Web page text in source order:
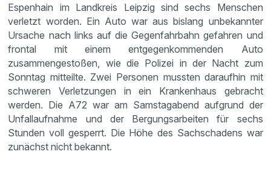
Espenhain im Landkreis Leipzig sind sechs Menschen
verletzt worden. Ein Auto war aus bislang unbekannter
Ursache nach links auf die Gegenfahrbahn gefahren und
frontal mit einem entgegenkommenden Auto
zusammengestoßen, wie die Polizei in der Nacht zum
Sonntag mitteilte. Zwei Personen mussten daraufhin mit
schweren Verletzungen in ein Krankenhaus gebracht
werden. Die A72 war am Samstagabend aufgrund der
Unfallaufnahme und der Bergungsarbeiten für sechs
Stunden voll gesperrt. Die Höhe des Sachschadens war
zunächst nicht bekannt.